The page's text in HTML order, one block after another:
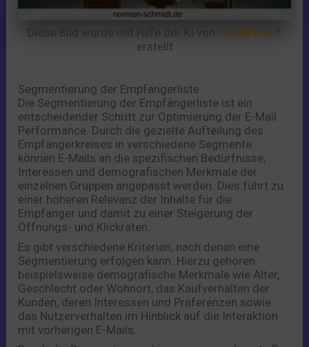
Diese Bild wurde mit Hilfe der KI von QuickPix AI *
erstellt
Segmentierung der Empfängerliste
Die Segmentierung der Empfängerliste ist ein
entscheidender Schritt zur Optimierung der E-Mail
Performance. Durch die gezielte Aufteilung des
Empfängerkreises in verschiedene Segmente
können E-Mails an die spezifischen Bedürfnisse,
Interessen und demografischen Merkmale der
einzelnen Gruppen angepasst werden. Dies führt zu
einer höheren Relevanz der Inhalte für die
Empfänger und damit zu einer Steigerung der
Öffnungs- und Klickraten.
Es gibt verschiedene Kriterien, nach denen eine
Segmentierung erfolgen kann. Hierzu gehören
beispielsweise demografische Merkmale wie Alter,
Geschlecht oder Wohnort, das Kaufverhalten der
Kunden, deren Interessen und Präferenzen sowie
das Nutzerverhalten im Hinblick auf die Interaktion
mit vorherigen E-Mails.